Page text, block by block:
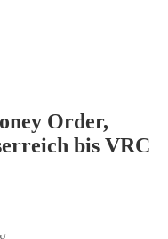
Order,